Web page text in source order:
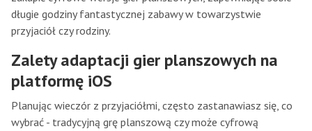
długie godziny fantastycznej zabawy w towarzystwie
przyjaciół czy rodziny.
Zalety adaptacji gier planszowych na
platformę iOS
Planując wieczór z przyjaciółmi, często zastanawiasz się, co
wybrać - tradycyjną grę planszową czy może cyfrową